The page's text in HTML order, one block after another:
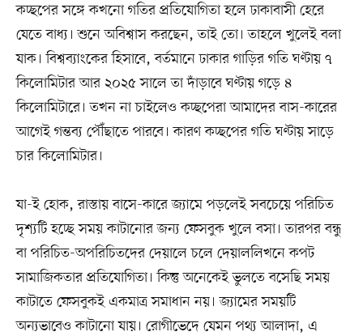
কচ্ছপের সঙ্গে কখনো গতির প্রতিযোগিতা হলে ঢাকাবাসী হেরে
যেতে বাধ্য। শুনে অবিশ্বাস করছেন, তাই তো। তাহলে খুলেই বলা
যাক। বিশ্বব্যাংকের হিসাবে, বর্তমানে ঢাকার গাড়ির গতি ঘণ্টায় ৭
কিলোমিটার আর ২০২৫ সালে তা দাঁড়াবে ঘণ্টায় গড়ে ৪
কিলোমিটারে। তখন না চাইলেও কচ্ছপেরা আমাদের বাস-কারের
আগেই গন্তব্য পৌঁছাতে পারবে। কারণ কচ্ছপের গতি ঘণ্টায় সাড়ে
চার কিলোমিটার।
যা-ই হোক, রাস্তায় বাসে-কারে জ্যামে পড়লেই সবচেয়ে পরিচিত
দৃশ্যটি হচ্ছে সময় কাটানোর জন্য ফেসবুক খুলে বসা। তারপর বন্ধু
বা পরিচিত-অপরিচিতদের দেয়ালে চলে দেয়াললিখনে কপট
সামাজিকতার প্রতিযোগিতা। কিন্তু অনেকেই ভুলতে বসেছি সময়
কাটাতে ফেসবুকই একমাত্র সমাধান নয়। জ্যামের সময়টি
অন্যভাবেও কাটানো যায়। রোগীভেদে যেমন পথ্য আলাদা, এ